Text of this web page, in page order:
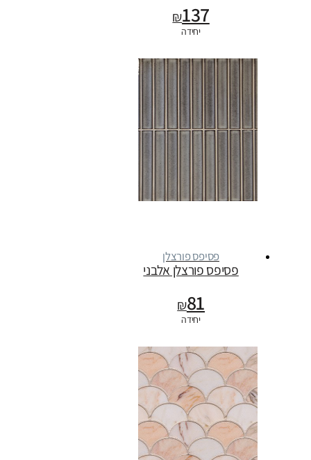
₪137
יחידה
פסיפס פורצלן
פסיפס פורצלן אלבני
₪81
יחידה